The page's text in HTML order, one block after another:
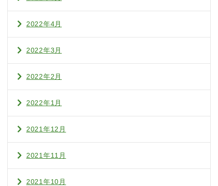
2022年4月
2022年3月
2022年2月
2022年1月
2021年12月
2021年11月
2021年10月